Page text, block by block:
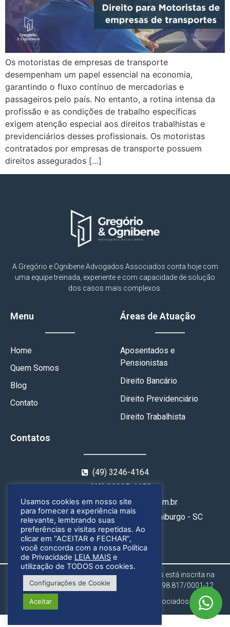
Os motoristas de empresas de transporte
desempenham um papel essencial na economia,
garantindo o fluxo contínuo de mercadorias e
passageiros pelo país. No entanto, a rotina intensa da
profissão e as condições de trabalho específicas
exigem atenção especial aos direitos trabalhistas e
previdenciários desses profissionais. Os motoristas
contratados por empresas de transporte possuem
direitos assegurados […]
A Gregório e Ognibene Advogados Associados conta hoje com
uma equipe treinada, experiente e com capacidade de solução
dos casos mais complexos.
Menu
Home
Quem Somos
Blog
Contato
Áreas de Atuação
Aposentados e
Pensionistas
Direito Bancário
Direito Previdenciário
Direito Trabalhista
Contatos
(49) 3246-4164
(49) 99925-1658
contato@geoadvogados.com.br
Rua Nereu Ramos, 314, Centro, Fraiburgo - SC
Gregório & Ognibene Advogados Associados está inscrita na
OAB/SC sob o n° 4929/2019 e no CNPJ: 34.998.817/0001-12
Gregório & Ognibene Advogados Associados
Usamos cookies em nosso site
para fornecer a experiência mais
relevante, lembrando suas
preferências e visitas repetidas. Ao
clicar em “ACEITAR e FECHAR”,
você concorda com a nossa Política
de Privacidade LEIA MAIS e
utilização de TODOS os cookies.
Configurações de Cookie
Aceitar